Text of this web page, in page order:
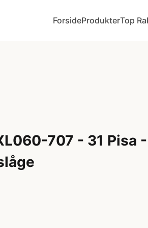
ForsideProdukterTop
707 - 31 Pisa